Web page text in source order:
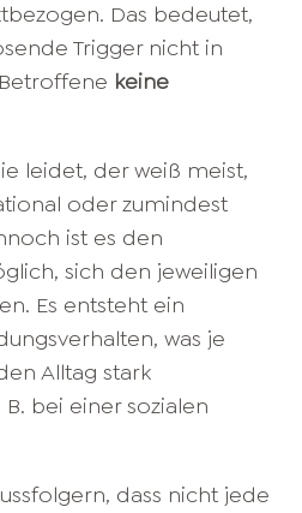
Das bedeutet,
Trigger nicht in
keine
leidet, der weiß meist,
oder zumindest
ist es den
sich den jeweiligen
Es entsteht ein
was je
Alltag stark
bei einer sozialen
dass nicht jede